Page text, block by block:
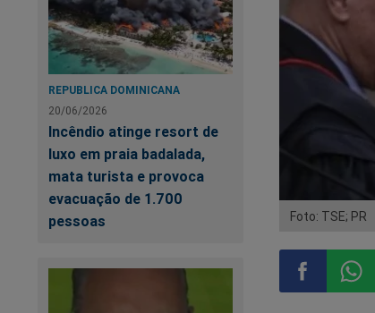
REPUBLICA DOMINICANA
20/06/2026
Incêndio atinge resort de
luxo em praia badalada,
mata turista e provoca
evacuação de 1.700
pessoas
Foto: TSE; PR